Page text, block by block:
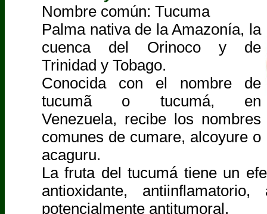
Nombre común: Tucuma
Palma nativa de la Amazonía, la
cuenca del Orinoco y de
Trinidad y Tobago.
Conocida con el nombre de
tucumã o tucumá, en
Venezuela, recibe los nombres
comunes de cumare, alcoyure o
acaguru.
La fruta del tucumá tiene un
antioxidante, antiinflamatorio,
potencialmente antitumoral.